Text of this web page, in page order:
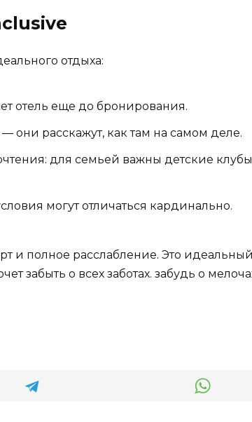
отдыха:
отель еще до бронирования.
они расскажут, как там на самом деле.
для семьей важны детские
могут отличаться кардинально.
и полное расслабление. Это идеальный
забыть о всех заботах. забудь о